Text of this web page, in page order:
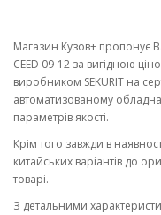
Магазин Кузов+ пропонує
CEED 09-12 за вигідною
виробником SEKURIT на
автоматизованому
параметрів якості.
Крім того завжди в
китайських варіантів до
товарі.
З детальними